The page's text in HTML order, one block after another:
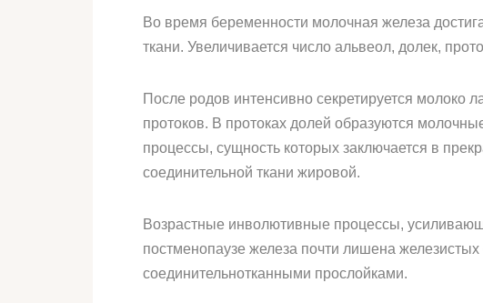
Во время беременности молочная железа
ткани. Увеличивается число альвеол, долек,
После родов интенсивно секретируется молоко
протоков. В протоках долей образуются
процессы, сущность которых заключается в
соединительной ткани жировой.
Возрастные инволютивные процессы,
постменопаузе железа почти лишена
соединительнотканными прослойками.